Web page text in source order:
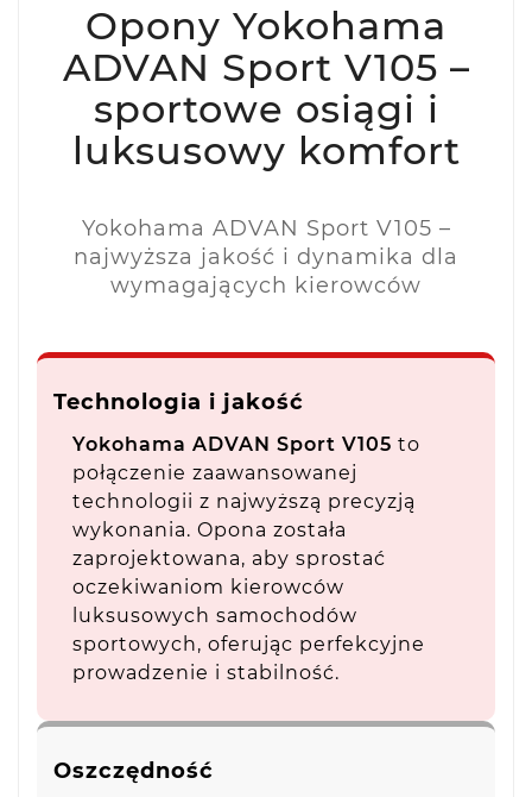
Opony Yokohama
ADVAN Sport V105 –
sportowe osiągi i
luksusowy komfort
Yokohama ADVAN Sport V105 –
najwyższa jakość i dynamika dla
wymagających kierowców
Technologia i jakość
Yokohama ADVAN Sport V105 to
połączenie zaawansowanej
technologii z najwyższą precyzją
wykonania. Opona została
zaprojektowana, aby sprostać
oczekiwaniom kierowców
luksusowych samochodów
sportowych, oferując perfekcyjne
prowadzenie i stabilność.
Oszczędność